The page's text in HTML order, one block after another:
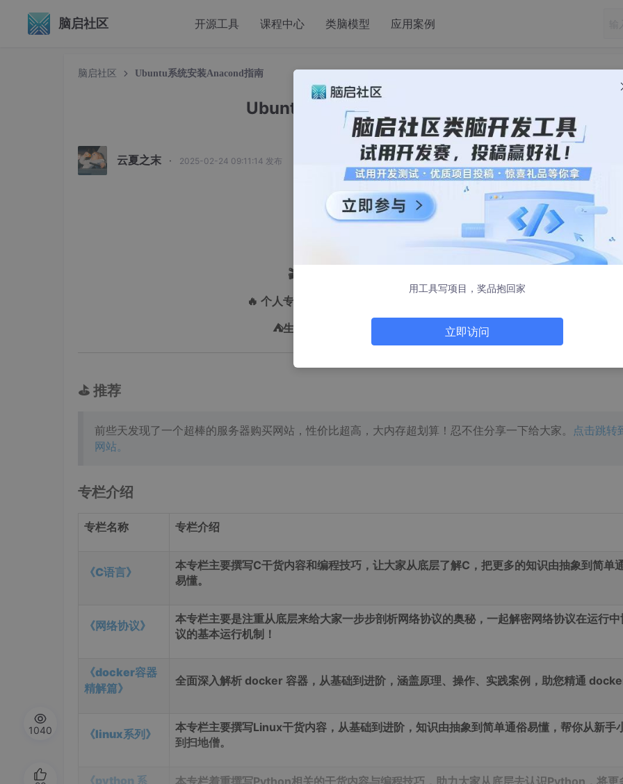
脑启社区 开源工具 课程中心 类脑模型 应用案例
脑启社区 Ubuntu系统安装Anacond指南
Ubuntu系统安装Anacond指南
云夏之末 · 2025-02-24 09:11:14 发布
🎬 HoRain云小助手
🔥 个人专栏
⛺️生活的理想，就是为了理想的生活!
⛳️ 推荐
前些天发现了一个超棒的服务器购买网站，性价比超高，大内存超划算！忍不住分享一下给大家。 点击跳转
网站。
专栏介绍
专栏名称 专栏介绍
《C语言》
本专栏主要撰写C干货内容和编程技巧，让大家从底层了解C，把更多的知识由抽象到简单
易懂。
《网络协议》
本专栏主要是注重从底层来给大家一步步剖析网络协议的奥秘，一起解密网络协议在运行中
议的基本运行机制！
《docker容器
精解篇》
全面深入解析 docker 容器，从基础到进阶，涵盖原理、操作、实践案例，助您精通 docker
《linux系列》
本专栏主要撰写Linux干货内容，从基础到进阶，知识由抽象到简单通俗易懂，帮你从新手
到扫地僧。
《python 系
本专栏着重撰写Python相关的干货内容与编程技巧，助力大家从底层去认识Python，将更
1040
用工具写项目，奖品抱回家
立即访问